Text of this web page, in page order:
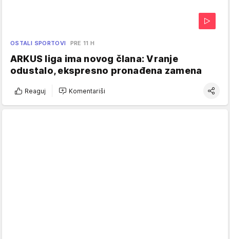
OSTALI SPORTOVI PRE 11 H
ARKUS liga ima novog člana: Vranje
odustalo, ekspresno pronađena zamena
Reaguj Komentariši